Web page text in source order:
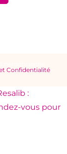
Confidentialité-
:
vous pour